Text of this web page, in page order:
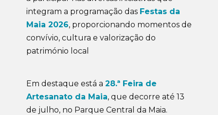
integram a programação das Festas da
Maia 2026, proporcionando momentos de
convívio, cultura e valorização do
património local
Em destaque está a 28.ª Feira de
Artesanato da Maia, que decorre até 13
de julho, no Parque Central da Maia.